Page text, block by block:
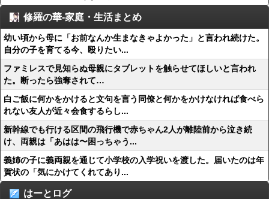
修羅の華-家庭・生活まとめ
幼い頃から母に「お前なんか生まなきゃよかった」と言われ続けた。
自分の子を育てる今、殴りたい...
ファミレスで見知らぬ母親にタブレットを触らせてほしいと言われ
た。断ったら強奪されて…
白ご飯に何かをかけると文句を言う同僚と何かをかけなければ食べら
れない友人が近々会食するらし...
新幹線でも行ける区間の飛行機で赤ちゃん2人が離陸前から泣き続
け、両親は「あはは〜困っちゃう...
義姉の子に義両親を通じて小学校の入学祝いを渡した。届いたのは年
賀状の「気にかけてくれてあり...
はーとログ